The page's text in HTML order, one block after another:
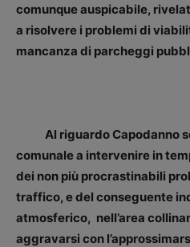
comunque auspicabile,
a risolvere i problemi di
mancanza di parcheggi
Al riguardo Capodanno
comunale a intervenire in
dei non più procrastinabili
traffico, e del conseguente
atmosferico, nell’area
aggravarsi con